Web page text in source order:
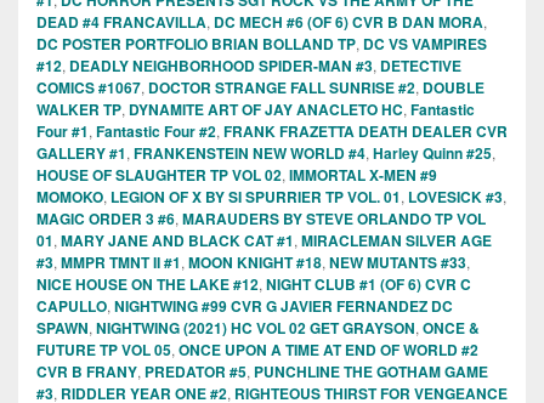
DEAD #4 FRANCAVILLA, DC MECH #6 (OF 6) CVR B DAN MORA,
DC POSTER PORTFOLIO BRIAN BOLLAND TP, DC VS VAMPIRES
#12, DEADLY NEIGHBORHOOD SPIDER-MAN #3, DETECTIVE
COMICS #1067, DOCTOR STRANGE FALL SUNRISE #2, DOUBLE
WALKER TP, DYNAMITE ART OF JAY ANACLETO HC,Fantastic
Four #1,Fantastic Four #2,FRANK FRAZETTA DEATH DEALER CVR
GALLERY #1,FRANKENSTEIN NEW WORLD #4,Harley Quinn #25,
HOUSE OF SLAUGHTER TP VOL 02,IMMORTAL X-MEN #9
MOMOKO, LEGION OF X BY SI SPURRIER TP VOL. 01, LOVESICK #3,
MAGIC ORDER 3 #6,MARAUDERS BY STEVE ORLANDO TP VOL
01,MARY JANE AND BLACK CAT #1,MIRACLEMAN SILVER AGE
#3,MMPR TMNT II #1,MOON KNIGHT #18,NEW MUTANTS #33,
NICE HOUSE ON THE LAKE #12,NIGHT CLUB #1 (OF 6) CVR C
CAPULLO,NIGHTWING #99 CVR G JAVIER FERNANDEZ DC
SPAWN,NIGHTWING (2021) HC VOL 02 GET GRAYSON,ONCE &
FUTURE TP VOL 05,ONCE UPON A TIME AT END OF WORLD #2
CVR B FRANY, PREDATOR #5, PUNCHLINE THE GOTHAM GAME
#3, RIDDLER YEAR ONE #2, RIGHTEOUS THIRST FOR VENGEANCE